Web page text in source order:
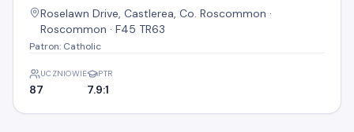
Roselawn Drive, Castlerea, Co. Roscommon ·
Roscommon · F45 TR63
Patron: Catholic
UCZNIOWIE
87
PTR
7.9:1